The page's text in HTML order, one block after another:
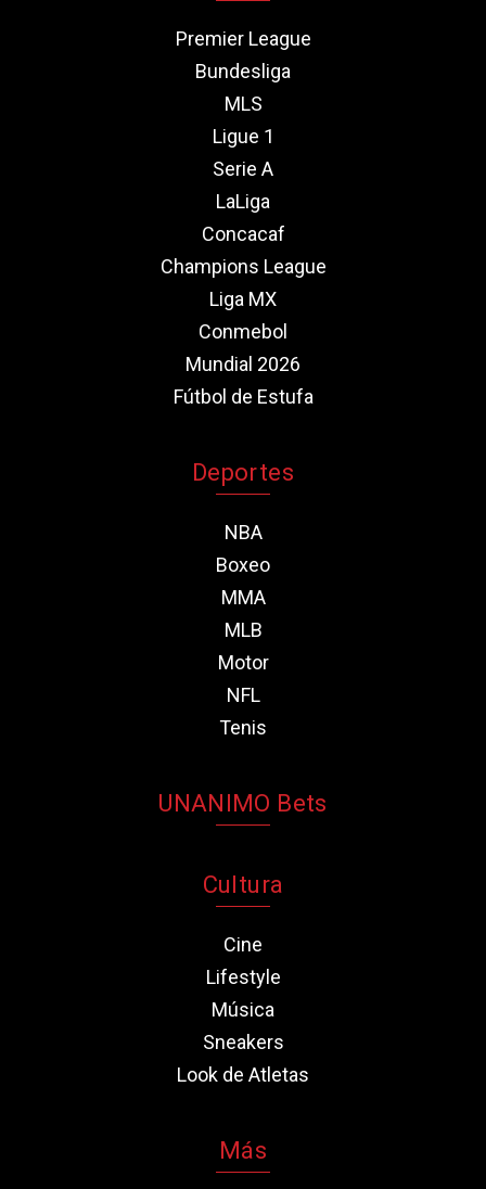
Premier League
Bundesliga
MLS
Ligue 1
Serie A
LaLiga
Concacaf
Champions League
Liga MX
Conmebol
Mundial 2026
Fútbol de Estufa
Deportes
NBA
Boxeo
MMA
MLB
Motor
NFL
Tenis
UNANIMO Bets
Cultura
Cine
Lifestyle
Música
Sneakers
Look de Atletas
Más